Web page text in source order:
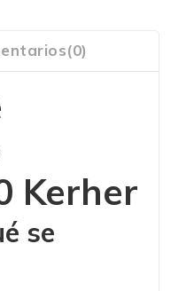
Kerher
se